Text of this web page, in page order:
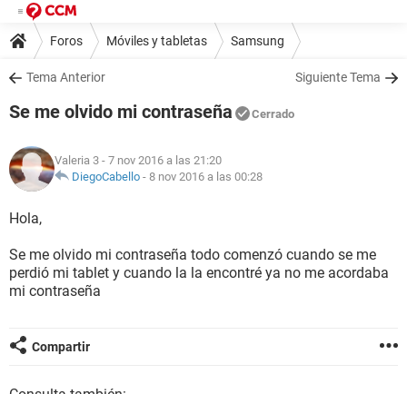
Foros Móviles y tabletas Samsung
Tema Anterior Siguiente Tema
Se me olvido mi contraseña Cerrado
Valeria 3 - 7 nov 2016 a las 21:20
DiegoCabello - 8 nov 2016 a las 00:28
Hola,
Se me olvido mi contraseña todo comenzó cuando se me
perdió mi tablet y cuando la la encontré ya no me acordaba
mi contraseña
Compartir